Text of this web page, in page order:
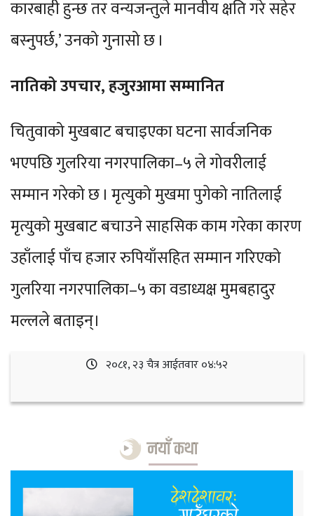
कारबाही हुन्छ तर वन्यजन्तुले मानवीय क्षति गरे सहेर
बस्नुपर्छ,’ उनको गुनासो छ ।
नातिको उपचार, हजुरआमा सम्मानित
चितुवाको मुखबाट बचाइएका घटना सार्वजनिक
भएपछि गुलरिया नगरपालिका–५ ले गोवरीलाई
सम्मान गरेको छ । मृत्युको मुखमा पुगेको नातिलाई
मृत्युको मुखबाट बचाउने साहसिक काम गरेका कारण
उहाँलाई पाँच हजार रुपियाँसहित सम्मान गरिएको
गुलरिया नगरपालिका–५ का वडाध्यक्ष मुमबहादुर
मल्लले बताइन्।
२०८१, २३ चैत्र आईतवार ०४:५२
नयाँ कथा